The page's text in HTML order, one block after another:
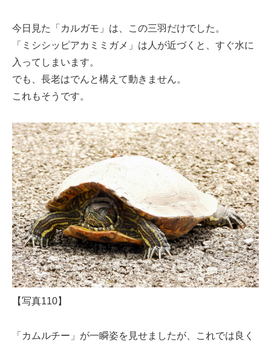
今日見た「カルガモ」は、この三羽だけでした。
「ミシシッピアカミミガメ」は人が近づくと、すぐ水に
入ってしまいます。
でも、長老はでんと構えて動きません。
これもそうです。
【写真110】
「カムルチー」が一瞬姿を見せましたが、これでは良く